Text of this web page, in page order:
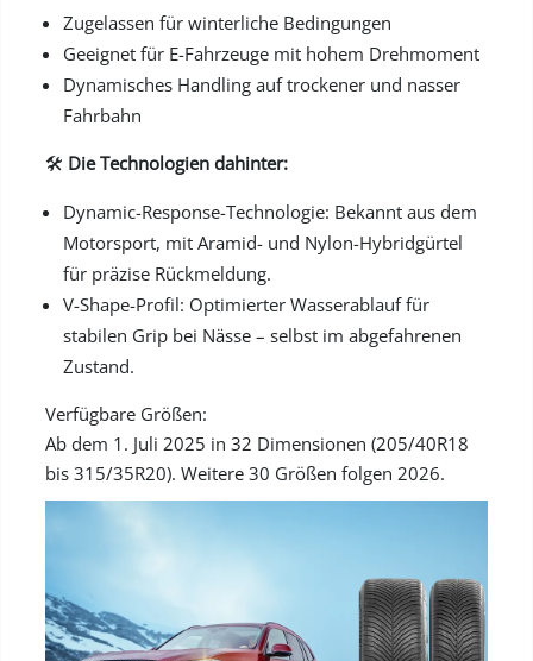
Zugelassen für winterliche Bedingungen
Geeignet für E-Fahrzeuge mit hohem Drehmoment
Dynamisches Handling auf trockener und nasser
Fahrbahn
🛠️ Die Technologien dahinter:
Dynamic-Response-Technologie: Bekannt aus dem
Motorsport, mit Aramid- und Nylon-Hybridgürtel
für präzise Rückmeldung.
V-Shape-Profil: Optimierter Wasserablauf für
stabilen Grip bei Nässe – selbst im abgefahrenen
Zustand.
Verfügbare Größen:
Ab dem 1. Juli 2025 in 32 Dimensionen (205/40R18
bis 315/35R20). Weitere 30 Größen folgen 2026.